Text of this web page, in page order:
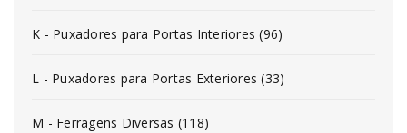
K - Puxadores para Portas Interiores (96)
L - Puxadores para Portas Exteriores (33)
M - Ferragens Diversas (118)